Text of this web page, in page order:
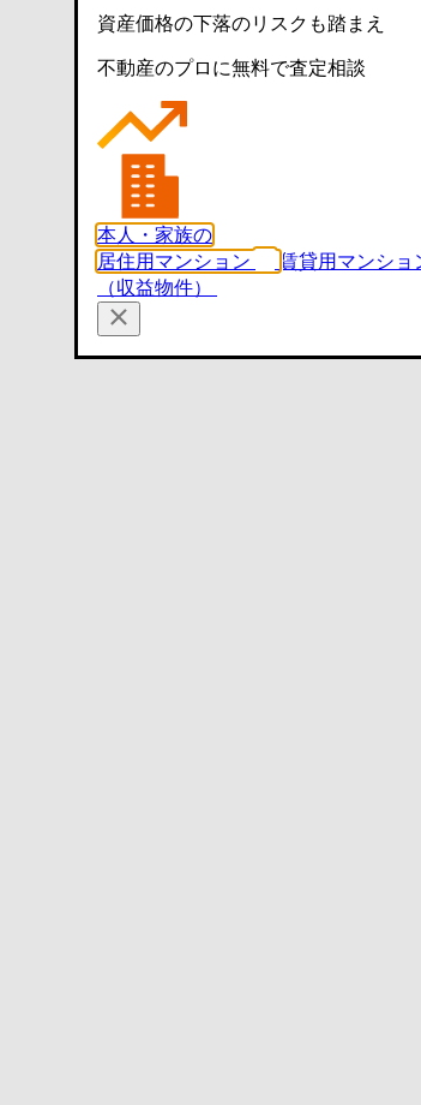
資産価格の下落のリスクも踏まえ
不動産のプロに無料で査定相談
本人・家族の
居住用マンション
賃貸用マンショ
（収益物件）